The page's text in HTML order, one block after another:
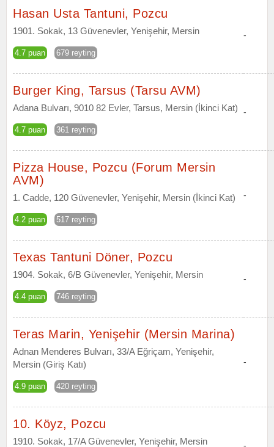
Hasan Usta Tantuni, Pozcu
1901. Sokak, 13 Güvenevler, Yenişehir, Mersin
4.7 puan 679 reyting
-
Burger King, Tarsus (Tarsu AVM)
Adana Bulvarı, 9010 82 Evler, Tarsus, Mersin (İkinci Kat)
4.7 puan 361 reyting
-
Pizza House, Pozcu (Forum Mersin
AVM)
1. Cadde, 120 Güvenevler, Yenişehir, Mersin (İkinci Kat)
4.2 puan 517 reyting
-
Texas Tantuni Döner, Pozcu
1904. Sokak, 6/B Güvenevler, Yenişehir, Mersin
4.4 puan 746 reyting
-
Teras Marin, Yenişehir (Mersin Marina)
Adnan Menderes Bulvarı, 33/A Eğriçam, Yenişehir,
Mersin (Giriş Katı)
4.9 puan 420 reyting
-
10. Köyz, Pozcu
1910. Sokak, 17/A Güvenevler, Yenişehir, Mersin